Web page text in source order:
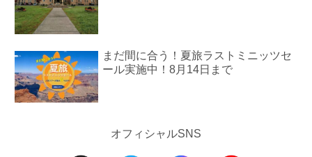
まだ間に合う！夏旅ラストミニッツセ
ール実施中！8月14日まで
オフィシャルSNS